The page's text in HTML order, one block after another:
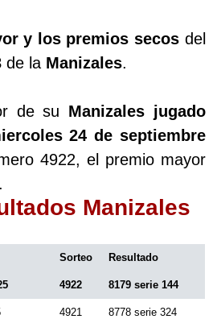
y los premios secosdel
de la Manizales.
de su Manizales jugado
24 de septiembre
4922, el premio mayor
.
Manizales
Sorteo Resultado
4922 8179 serie 144
4921 8778 serie 324